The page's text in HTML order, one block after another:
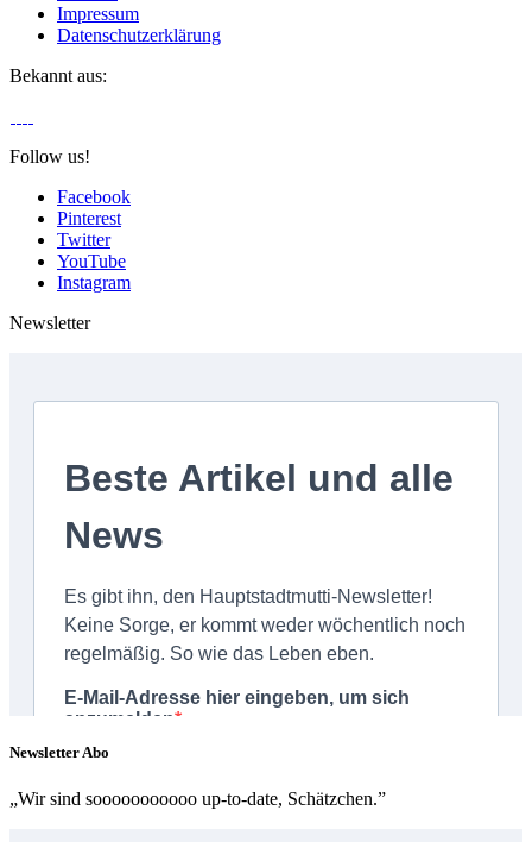
Impressum
Datenschutzerklärung
Bekannt aus:
Follow us!
Facebook
Pinterest
Twitter
YouTube
Instagram
Newsletter
Newsletter Abo
„Wir sind sooooooooooo up-to-date, Schätzchen.”